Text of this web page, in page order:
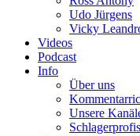
Udo Jürgens
Vicky
Videos
Podcast
Info
Über uns
Unsere